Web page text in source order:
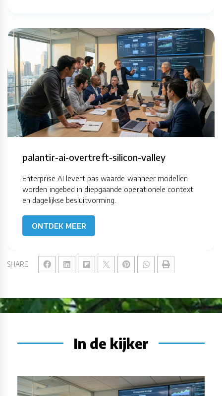
SHARE
palantir-ai-overtreft-silicon-valley
Enterprise AI levert pas waarde wanneer modellen
worden ingebed in diepgaande operationele context
en dagelijkse besluitvorming.
ONTDEK MEER
In de kijker